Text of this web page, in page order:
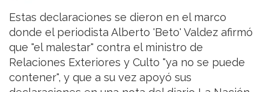
Estas declaraciones se dieron en el marco
donde el periodista Alberto 'Beto' Valdez afirmó
que "el malestar" contra el ministro de
Relaciones Exteriores y Culto "ya no se puede
contener", y que a su vez apoyó sus